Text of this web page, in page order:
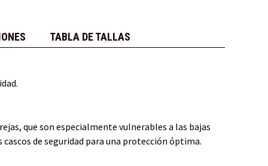
TABLA DE TALLAS
que son especialmente vulnerables a las bajas
de seguridad para una protección óptima.